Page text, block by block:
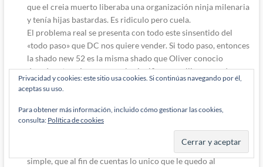
que el creia muerto liberaba una organización ninja milenaria
y tenía hijas bastardas. Es ridiculo pero cuela.
El problema real se presenta con todo este sinsentido del
«todo paso» que DC nos quiere vender. Si todo paso, entonces
la shado new 52 es la misma shado que Oliver conocio
decadas atras. Lo que no solo significa que ollie y su padre
estuvieron con la misma mujer, sino que Emiko tiene un
Y solo hay dos manera de explicar esto sin que sea rarísimo
todo, o hay dos shados diferentes de alguna forma, o dc se
paso nada. Y convengamos que esta última es la opcion más
simple, que al fin de cuentas lo unico que le quedo al
Privacidad y cookies: este sitio usa cookies. Si continúas navegando por él,
aceptas su uso.
Para obtener más información, incluido cómo gestionar las cookies,
consulta: Política de cookies